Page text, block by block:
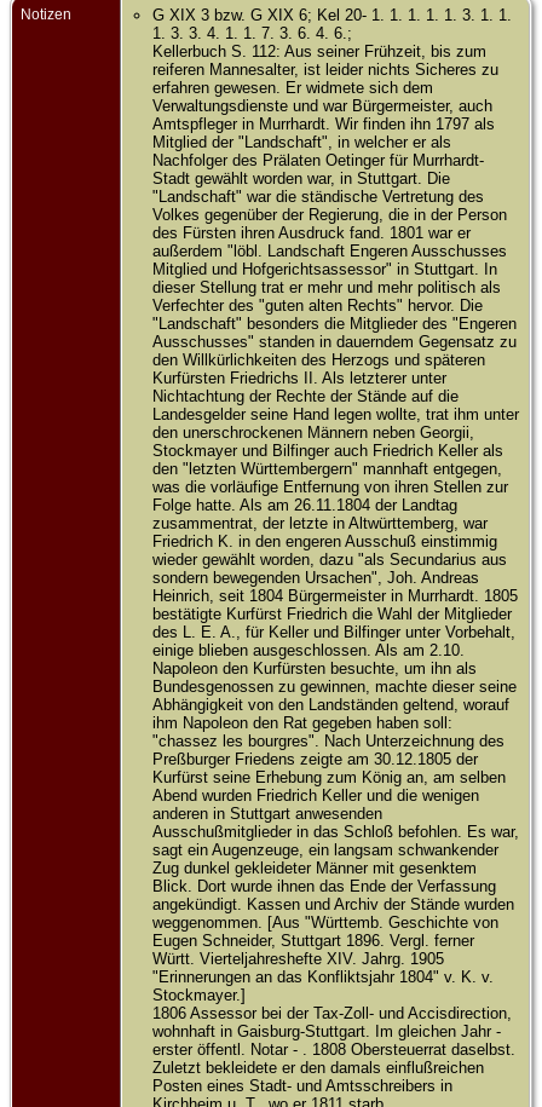
Notizen
G XIX 3 bzw. G XIX 6; Kel 20- 1. 1. 1. 1. 1. 3. 1. 1.
1. 3. 3. 4. 1. 1. 7. 3. 6. 4. 6.;
Kellerbuch S. 112: Aus seiner Frühzeit, bis zum
reiferen Mannesalter, ist leider nichts Sicheres zu
erfahren gewesen. Er widmete sich dem
Verwaltungsdienste und war Bürgermeister, auch
Amtspfleger in Murrhardt. Wir finden ihn 1797 als
Mitglied der "Landschaft", in welcher er als
Nachfolger des Prälaten Oetinger für Murrhardt-
Stadt gewählt worden war, in Stuttgart. Die
"Landschaft" war die ständische Vertretung des
Volkes gegenüber der Regierung, die in der Person
des Fürsten ihren Ausdruck fand. 1801 war er
außerdem "löbl. Landschaft Engeren Ausschusses
Mitglied und Hofgerichtsassessor" in Stuttgart. In
dieser Stellung trat er mehr und mehr politisch als
Verfechter des "guten alten Rechts" hervor. Die
"Landschaft" besonders die Mitglieder des "Engeren
Ausschusses" standen in dauerndem Gegensatz zu
den Willkürlichkeiten des Herzogs und späteren
Kurfürsten Friedrichs II. Als letzterer unter
Nichtachtung der Rechte der Stände auf die
Landesgelder seine Hand legen wollte, trat ihm unter
den unerschrockenen Männern neben Georgii,
Stockmayer und Bilfinger auch Friedrich Keller als
den "letzten Württembergern" mannhaft entgegen,
was die vorläufige Entfernung von ihren Stellen zur
Folge hatte. Als am 26.11.1804 der Landtag
zusammentrat, der letzte in Altwürttemberg, war
Friedrich K. in den engeren Ausschuß einstimmig
wieder gewählt worden, dazu "als Secundarius aus
sondern bewegenden Ursachen", Joh. Andreas
Heinrich, seit 1804 Bürgermeister in Murrhardt. 1805
bestätigte Kurfürst Friedrich die Wahl der Mitglieder
des L. E. A., für Keller und Bilfinger unter Vorbehalt,
einige blieben ausgeschlossen. Als am 2.10.
Napoleon den Kurfürsten besuchte, um ihn als
Bundesgenossen zu gewinnen, machte dieser seine
Abhängigkeit von den Landständen geltend, worauf
ihm Napoleon den Rat gegeben haben soll:
"chassez les bourgres". Nach Unterzeichnung des
Preßburger Friedens zeigte am 30.12.1805 der
Kurfürst seine Erhebung zum König an, am selben
Abend wurden Friedrich Keller und die wenigen
anderen in Stuttgart anwesenden
Ausschußmitglieder in das Schloß befohlen. Es war,
sagt ein Augenzeuge, ein langsam schwankender
Zug dunkel gekleideter Männer mit gesenktem
Blick. Dort wurde ihnen das Ende der Verfassung
angekündigt. Kassen und Archiv der Stände wurden
weggenommen. [Aus "Württemb. Geschichte von
Eugen Schneider, Stuttgart 1896. Vergl. ferner
Württ. Vierteljahreshefte XIV. Jahrg. 1905
"Erinnerungen an das Konfliktsjahr 1804" v. K. v.
Stockmayer.]
1806 Assessor bei der Tax-Zoll- und Accisdirection,
wohnhaft in Gaisburg-Stuttgart. Im gleichen Jahr -
erster öffentl. Notar - . 1808 Obersteuerrat daselbst.
Zuletzt bekleidete er den damals einflußreichen
Posten eines Stadt- und Amtsschreibers in